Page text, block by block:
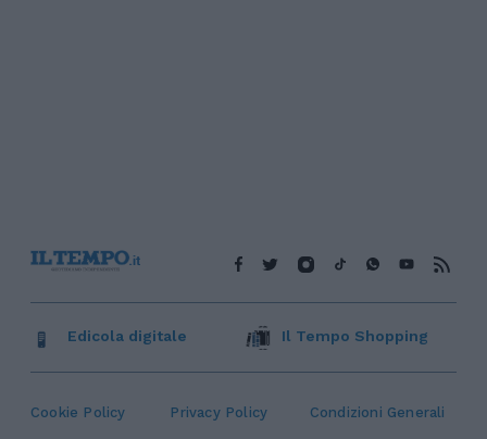
Cookie Policy Privacy Policy Condizioni Generali
Edicola digitale Il Tempo Shopping